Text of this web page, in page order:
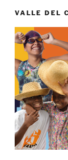
VALLE DEL